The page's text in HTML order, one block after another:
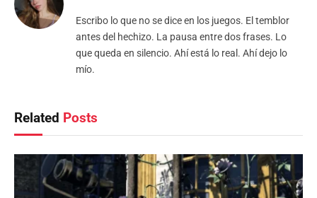
Escribo lo que no se dice en los juegos. El temblor
antes del hechizo. La pausa entre dos frases. Lo
que queda en silencio. Ahí está lo real. Ahí dejo lo
mío.
Related Posts